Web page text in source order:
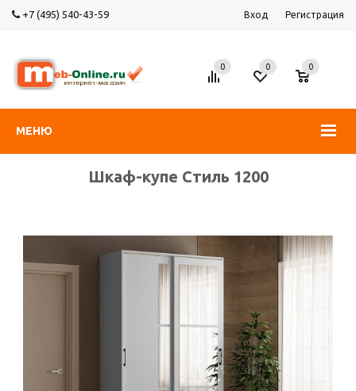
+7 (495) 540-43-59 Вход Регистрация
МЕНЮ
0 0
0
Шкаф-купе Стиль 1200